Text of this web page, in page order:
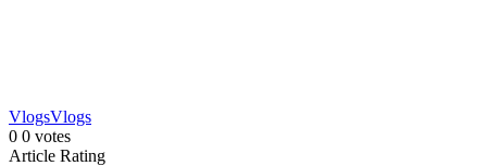
VlogsVlogs
0 0 votes
Article Rating